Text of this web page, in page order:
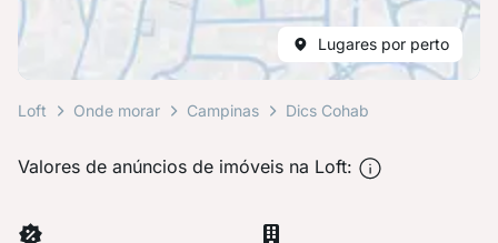
Lugares por perto
Loft Onde morar Campinas Dics Cohab
Valores de anúncios de imóveis na Loft: